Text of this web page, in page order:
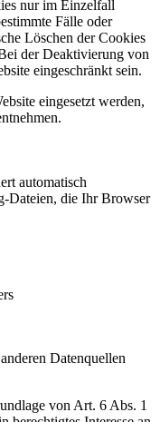
nur im Einzelfall
Fälle oder
Löschen der Cookies
der Deaktivierung von
eingeschränkt sein.
eingesetzt werden,
automatisch
Dateien, die Ihr Browser
Datenquellen
von Art. 6 Abs. 1